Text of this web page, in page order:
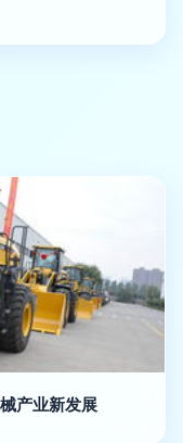
产业新发展